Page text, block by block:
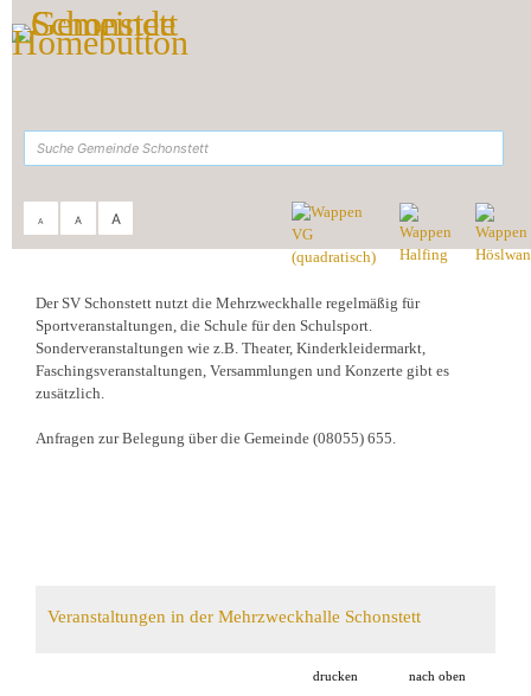
Zum Inhalt, zur Navigation
A A A
Kultur & Freizeit Mehrzweckhalle
Der SV Schonstett nutzt die Mehrzweckhalle regelmäßig für
Sportveranstaltungen, die Schule für den Schulsport.
Sonderveranstaltungen wie z.B. Theater, Kinderkleidermarkt,
Faschingsveranstaltungen, Versammlungen und Konzerte gibt es
zusätzlich.
Anfragen zur Belegung über die Gemeinde (08055) 655.
Veranstaltungen in der Mehrzweckhalle Schonstett
drucken nach oben